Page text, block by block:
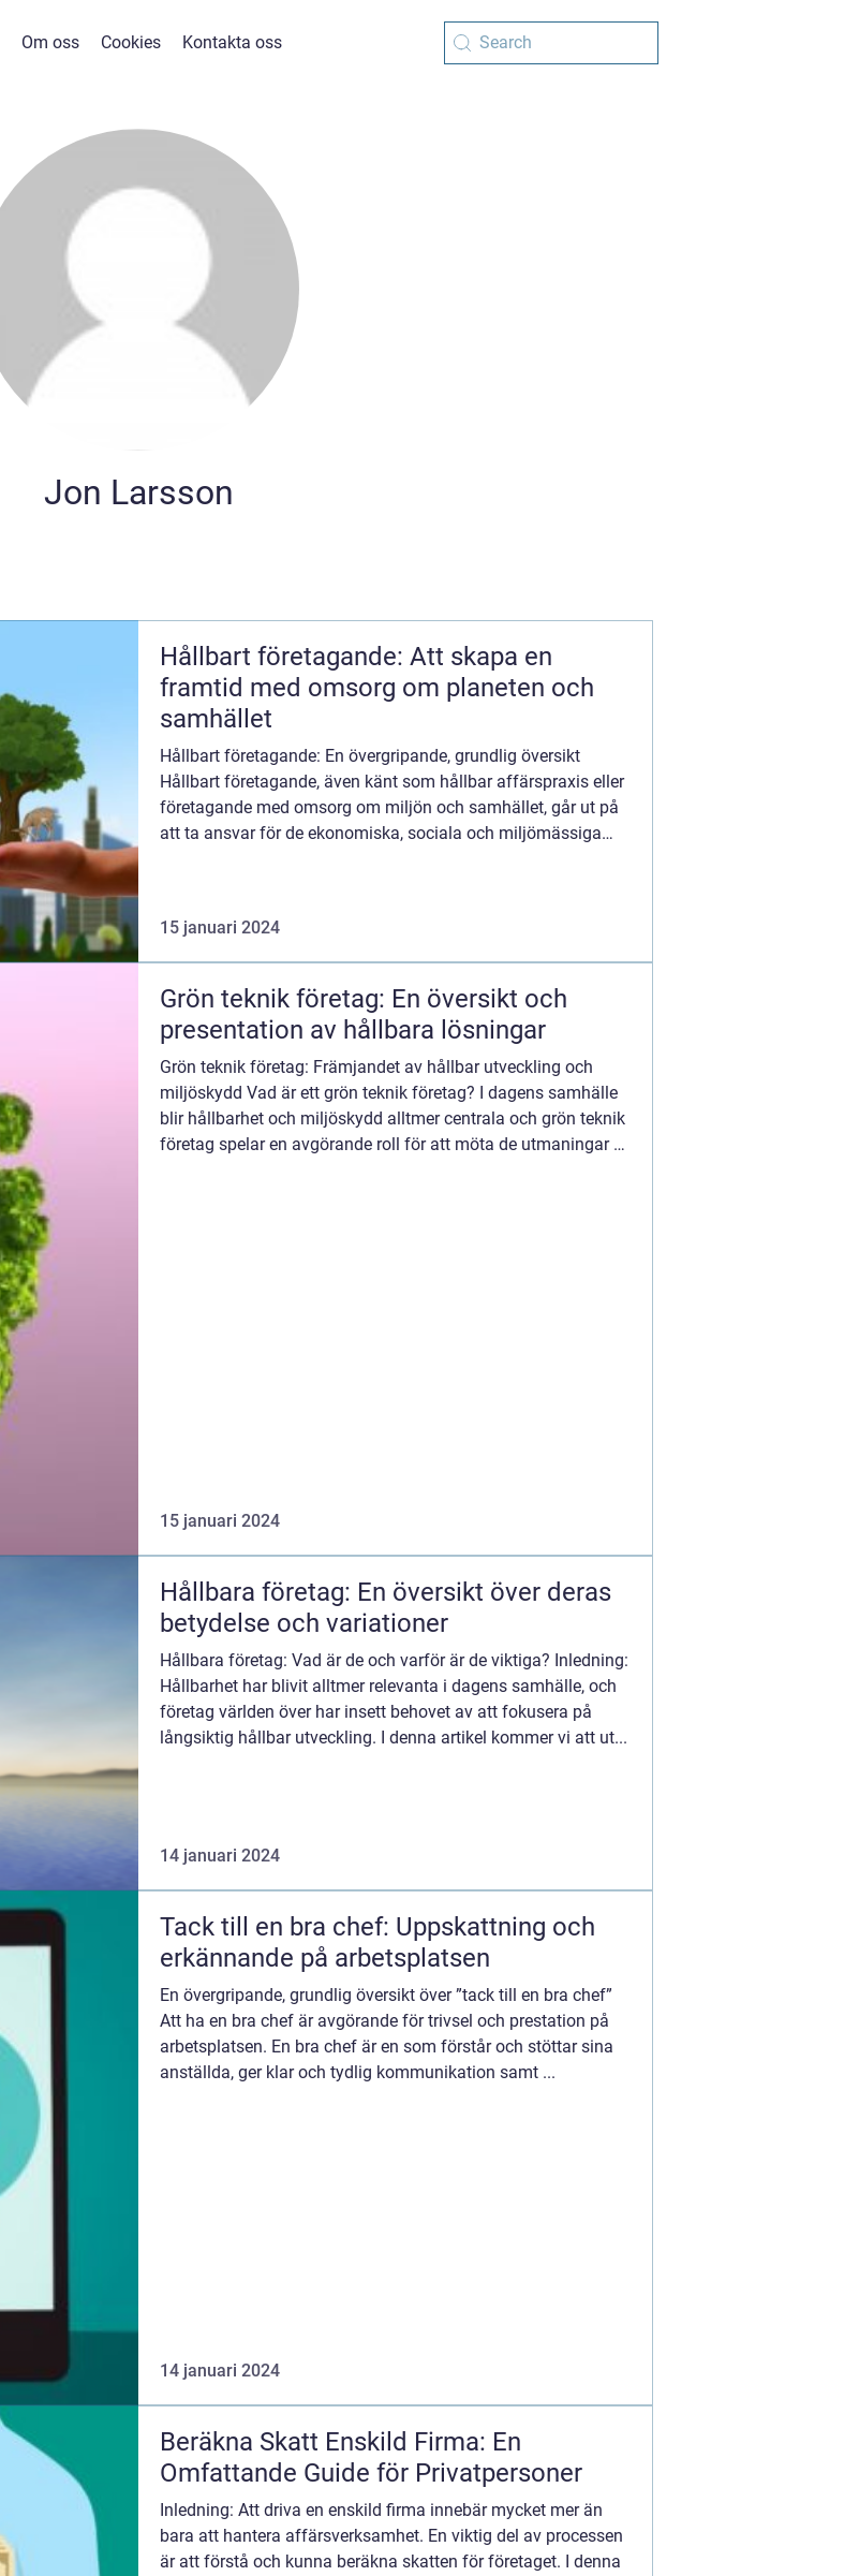
Om oss Cookies Kontakta oss
Jon Larsson
Hållbart företagande: Att skapa en
framtid med omsorg om planeten och
samhället
Hållbart företagande: En övergripande, grundlig översikt
Hållbart företagande, även känt som hållbar affärspraxis eller
företagande med omsorg om miljön och samhället, går ut på
att ta ansvar för de ekonomiska, sociala och miljömässiga
15 januari 2024
Grön teknik företag: En översikt och
presentation av hållbara lösningar
Grön teknik företag: Främjandet av hållbar utveckling och
miljöskydd Vad är ett grön teknik företag? I dagens samhälle
blir hållbarhet och miljöskydd alltmer centrala och grön teknik
företag spelar en avgörande roll för att möta de utmaningar vi
15 januari 2024
Hållbara företag: En översikt över deras
betydelse och variationer
Hållbara företag: Vad är de och varför är de viktiga? Inledning:
Hållbarhet har blivit alltmer relevanta i dagens samhälle, och
företag världen över har insett behovet av att fokusera på
långsiktig hållbar utveckling. I denna artikel kommer vi att ut...
14 januari 2024
Tack till en bra chef: Uppskattning och
erkännande på arbetsplatsen
En övergripande, grundlig översikt över ”tack till en bra chef”
Att ha en bra chef är avgörande för trivsel och prestation på
arbetsplatsen. En bra chef är en som förstår och stöttar sina
anställda, ger klar och tydlig kommunikation samt ...
14 januari 2024
Beräkna Skatt Enskild Firma: En
Omfattande Guide för Privatpersoner
Inledning: Att driva en enskild firma innebär mycket mer än
bara att hantera affärsverksamhet. En viktig del av processen
är att förstå och kunna beräkna skatten för företaget. I denna